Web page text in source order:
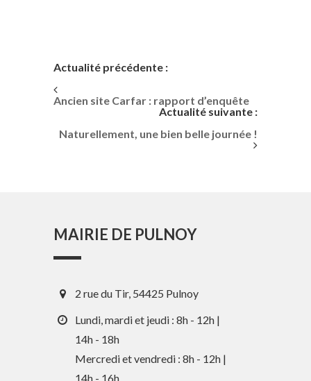
Actualité précédente :
Ancien site Carfar : rapport d’enquête
Actualité suivante :
Naturellement, une bien belle journée !
MAIRIE DE PULNOY
2 rue du Tir, 54425 Pulnoy
Lundi, mardi et jeudi : 8h - 12h |
14h - 18h
Mercredi et vendredi : 8h - 12h |
14h - 16h